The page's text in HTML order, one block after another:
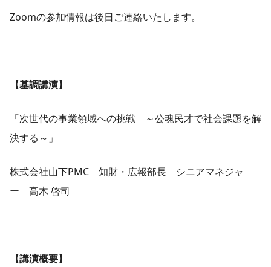
Zoomの参加情報は後日ご連絡いたします。
【基調講演】
「次世代の事業領域への挑戦 ～公魂民才で社会課題を解
決する～」
株式会社山下PMC 知財・広報部長 シニアマネジャ
ー 高木 啓司
【講演概要】